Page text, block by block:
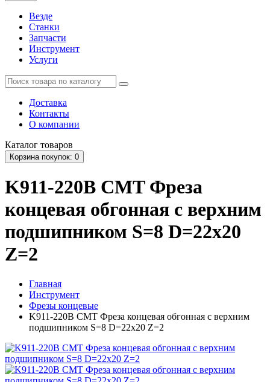
Везде
Станки
Запчасти
Инструмент
Услуги
Доставка
Контакты
О компании
Каталог товаров
Корзинапокупок: 0
K911-220B CMT Фреза
концевая обгонная с верхним
подшипником S=8 D=22x20
Z=2
Главная
Инструмент
Фрезы концевые
K911-220B CMT Фреза концевая обгонная с верхним
подшипником S=8 D=22x20 Z=2